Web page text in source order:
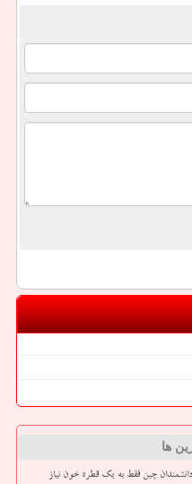
ها
قابل حمل دانشمندان چین فقط به یک قطره خون نیاز